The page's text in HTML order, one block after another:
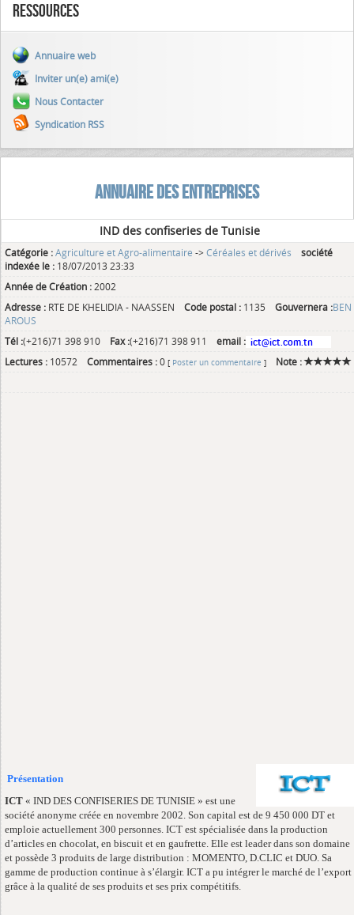
Ressources
Annuaire web
Inviter un(e) ami(e)
Nous Contacter
Syndication RSS
ANNUAIRE DES ENTREPRISES
IND des confiseries de Tunisie
Catégorie :Agriculture et Agro-alimentaire ->Céréales et dérivés
société
indexée le : 18/07/2013 23:33
Année de Création : 2002
Adresse : RTE DE KHELIDIA - NAASSEN Code postal : 1135 Gouvernera :BEN
AROUS
Tél :(+216)71 398 910 Fax :(+216)71 398 911
email :
Lectures : 10572 Commentaires :0 [ Poster un commentaire ] Note :
Présentation
ICT « IND DES CONFISERIES DE TUNISIE » est une
société anonyme créée en novembre 2002. Son capital est de 9 450 000 DT et
emploie actuellement 300 personnes. ICT est spécialisée dans la production
d’articles en chocolat, en biscuit et en gaufrette. Elle est leader dans son domaine
et possède 3 produits de large distribution : MOMENTO, D.CLIC et DUO. Sa
gamme de production continue à s’élargir. ICT a pu intégrer le marché de l’export
grâce à la qualité de ses produits et ses prix compétitifs.